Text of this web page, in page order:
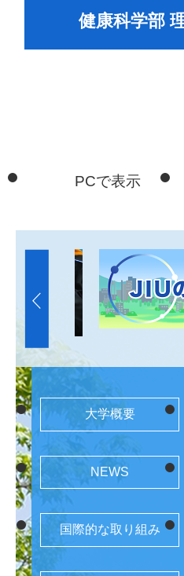
健康科学部
PCで表示
大学概要
NEWS
国際的な取り組み